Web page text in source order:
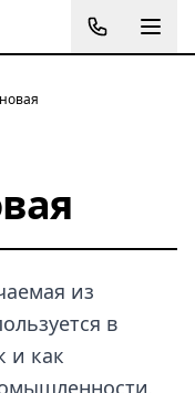
из
в
и как